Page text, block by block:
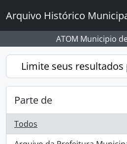
Arquivo Histórico
ATOM Municipio
Limite seus resultados
Parte de
Todos